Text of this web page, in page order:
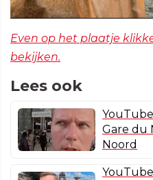
Even op het plaatje
bekijken.
Lees ook
Gare du
Noord